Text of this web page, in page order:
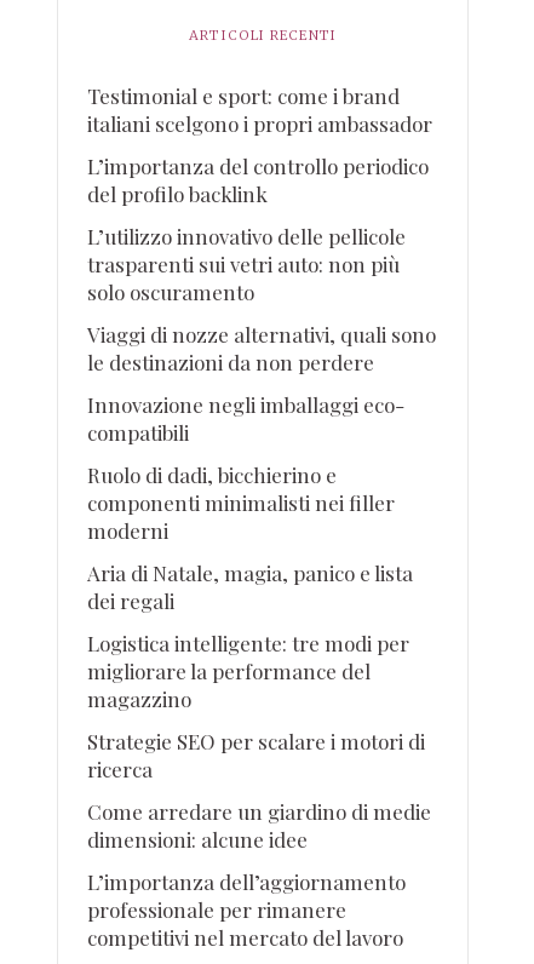
ARTICOLI RECENTI
Testimonial e sport: come i brand
italiani scelgono i propri ambassador
L’importanza del controllo periodico
del profilo backlink
L’utilizzo innovativo delle pellicole
trasparenti sui vetri auto: non più
solo oscuramento
Viaggi di nozze alternativi, quali sono
le destinazioni da non perdere
Innovazione negli imballaggi eco-
compatibili
Ruolo di dadi, bicchierino e
componenti minimalisti nei filler
moderni
Aria di Natale, magia, panico e lista
dei regali
Logistica intelligente: tre modi per
migliorare la performance del
magazzino
Strategie SEO per scalare i motori di
ricerca
Come arredare un giardino di medie
dimensioni: alcune idee
L’importanza dell’aggiornamento
professionale per rimanere
competitivi nel mercato del lavoro